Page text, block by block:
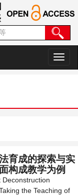
切
换
育成的探索与实
构成教学为例
Deconstruction
the Teaching of